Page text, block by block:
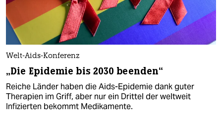
Welt-Aids-Konferenz
„Die Epidemie bis 2030 beenden“
Reiche Länder haben die Aids-Epidemie dank guter
Therapien im Griff, aber nur ein Drittel der weltweit
Infizierten bekommt Medikamente.